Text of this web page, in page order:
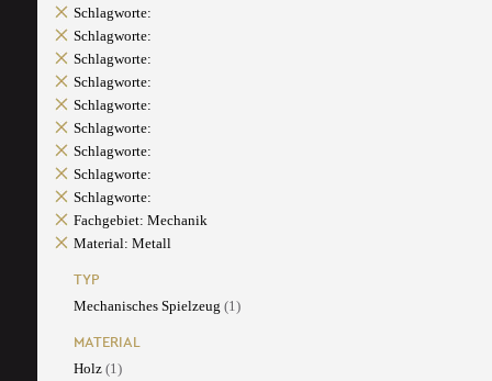
Schlagworte:
Schlagworte:
Schlagworte:
Schlagworte:
Schlagworte:
Schlagworte:
Schlagworte:
Schlagworte:
Schlagworte:
Fachgebiet: Mechanik
Material: Metall
TYP
Mechanisches Spielzeug (1)
MATERIAL
Holz (1)